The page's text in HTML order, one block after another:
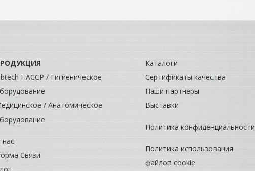
HACCP / Гигиеническое
/ Анатомическое
Связи
Каталоги
Сертификаты качества
Наши партнеры
Выставки
Политика конфиденциальности
Политика использования
файлов cookie